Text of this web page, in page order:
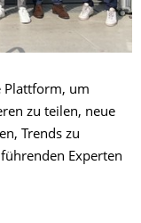
Plattform, um
zu teilen, neue
Trends zu
Experten